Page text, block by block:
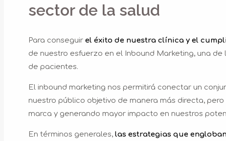
sector de la salud
Para conseguir el éxito de nuestra clínica y el
de nuestro esfuerzo en el Inbound Marketing, una
de pacientes.
El inbound marketing nos permitirá conectar un
nuestro público objetivo de manera más directa,
marca y generando mayor impacto en nuestros
En términos generales, las estrategias que